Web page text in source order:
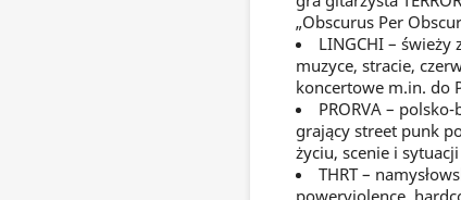
„Obscurus Per
LINGCHI –
muzyce, stracie,
koncertowe m.in. do
PRORVA –
grający street punk
życiu, scenie i
THRT –
powerviolence,